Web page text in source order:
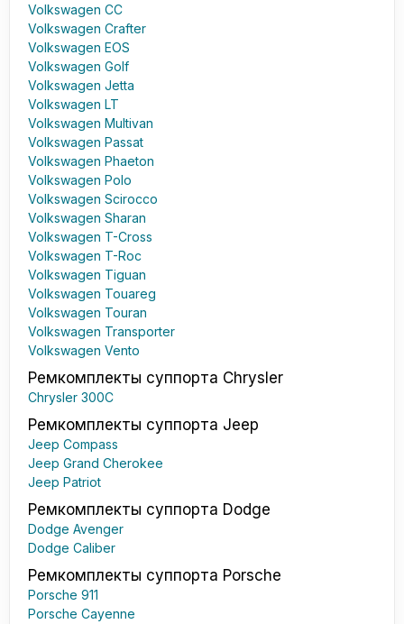
Volkswagen CC
Volkswagen Crafter
Volkswagen EOS
Volkswagen Golf
Volkswagen Jetta
Volkswagen LT
Volkswagen Multivan
Volkswagen Passat
Volkswagen Phaeton
Volkswagen Polo
Volkswagen Scirocco
Volkswagen Sharan
Volkswagen T-Cross
Volkswagen T-Roc
Volkswagen Tiguan
Volkswagen Touareg
Volkswagen Touran
Volkswagen Transporter
Volkswagen Vento
Ремкомплекты суппорта Chrysler
Chrysler 300C
Ремкомплекты суппорта Jeep
Jeep Compass
Jeep Grand Cherokee
Jeep Patriot
Ремкомплекты суппорта Dodge
Dodge Avenger
Dodge Caliber
Ремкомплекты суппорта Porsche
Porsche 911
Porsche Cayenne